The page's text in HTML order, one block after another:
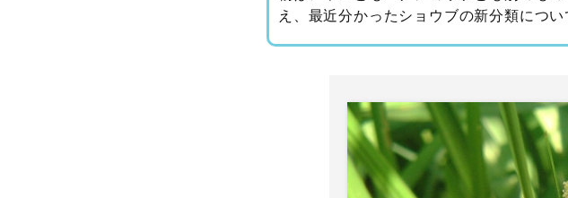
え、最近分かったショウブの新分類につい